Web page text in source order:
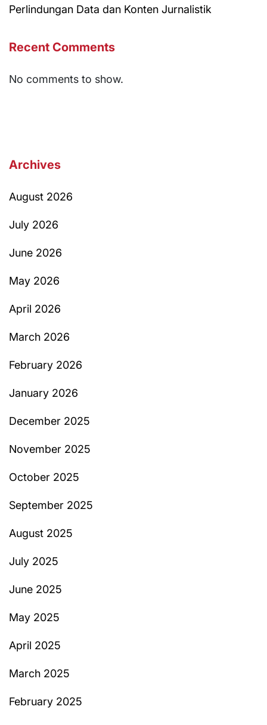
Perlindungan Data dan Konten Jurnalistik
Recent Comments
No comments to show.
Archives
August 2026
July 2026
June 2026
May 2026
April 2026
March 2026
February 2026
January 2026
December 2025
November 2025
October 2025
September 2025
August 2025
July 2025
June 2025
May 2025
April 2025
March 2025
February 2025